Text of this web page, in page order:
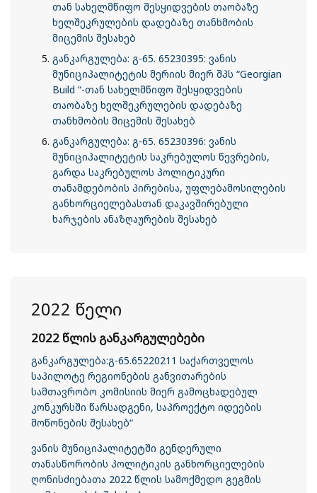
თან სახელმწიფო შესყიდვების თაობაზე
ხელშეკრულების დადებაზე თანხმობის
მიცემის შესახებ
განკარგულება: გ-65. 65230395: ვანის
მუნიციპალიტეტის მერიის მიერ შპს “Georgian
Build “-თან სახელმწიფო შესყიდვების
თაობაზე ხელშეკრულების დადებაზე
თანხმობის მიცემის შესახებ
განკარგულება: გ-65. 65230396: ვანის
მუნიციპალიტეტის საკრებულოს წევრების,
გარდა საკრებულოს პოლიტიკური
თანამდებობის პირებისა, უფლებამოსილების
განხორციელებასთან დაკავშირებული
ხარჯების ანაზღაურების შესახებ
2022 წელი
2022 წლის განკარგულებები
განკარგულება:გ-65.65220211 საქართველოს
საპილოტე რეგიონების განვითარების
სამთავრობო კომისიის მიერ გამოცხადებულ
კონკურსში წარსადგენი, საპროექტო იდეების
მოწონების შესახებ“
ვანის მუნიციპალიტეტში გენდერული
თანასწორობის პოლიტიკის განხორციელების
ღონისძიებათა 2022 წლის სამოქმედო გეგმის